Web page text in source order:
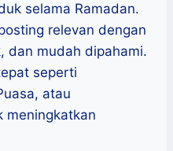
selama Ramadan.
relevan dengan
dan mudah dipahami.
seperti
atau
meningkatkan